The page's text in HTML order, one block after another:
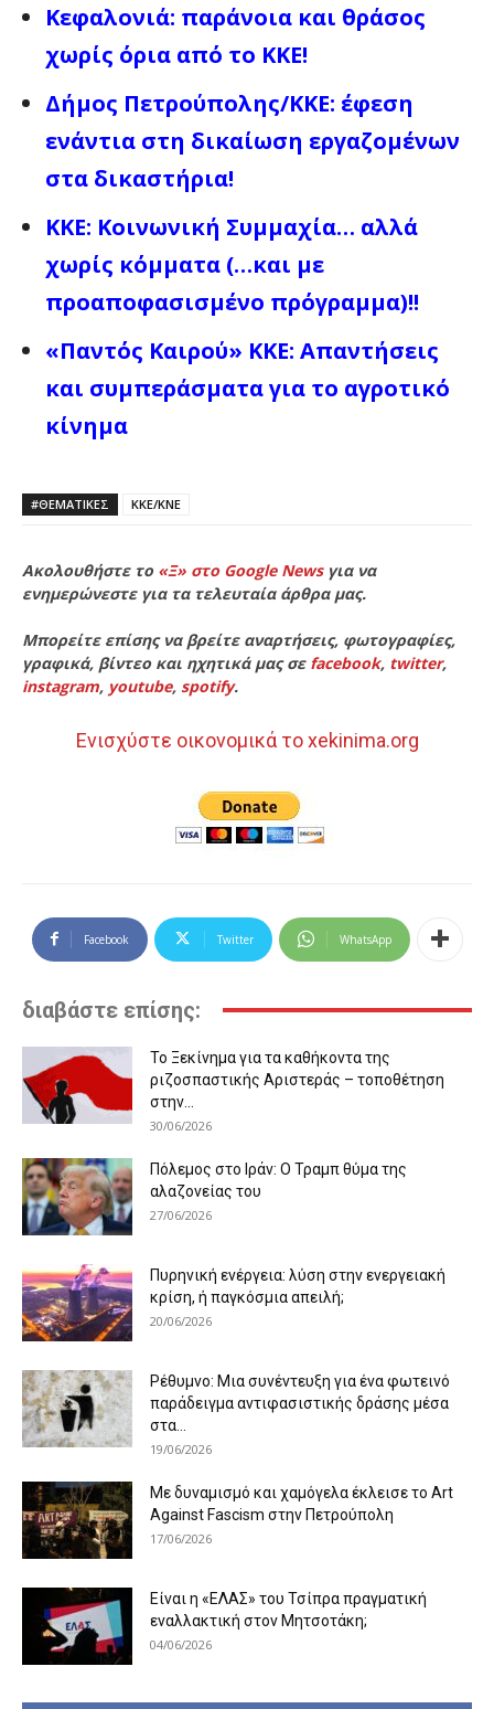
Κεφαλονιά: παράνοια και θράσος
χωρίς όρια από το ΚΚΕ!
Δήμος Πετρούπολης/ΚΚΕ: έφεση
ενάντια στη δικαίωση εργαζομένων
στα δικαστήρια!
ΚΚΕ: Κοινωνική Συμμαχία… αλλά
χωρίς κόμματα (…και με
προαποφασισμένο πρόγραμμα)!!
«Παντός Καιρού» ΚΚΕ: Απαντήσεις
και συμπεράσματα για το αγροτικό
κίνημα
#ΘΕΜΑΤΙΚΈΣ ΚΚΕ/ΚΝΕ
Ακολουθήστε το «Ξ» στο Google Newsγια να
ενημερώνεστε για τα τελευταία άρθρα μας.
Μπορείτε επίσης να βρείτε αναρτήσεις, φωτογραφίες,
γραφικά, βίντεο και ηχητικά μας σε facebook, twitter,
instagram, youtube, spotify.
Ενισχύστε οικονομικά το xekinima.org
Facebook Twitter WhatsApp
διαβάστε επίσης:
Το Ξεκίνημα για τα καθήκοντα της
ριζοσπαστικής Αριστεράς – τοποθέτηση
στην...
30/06/2026
Πόλεμος στο Ιράν: Ο Τραμπ θύμα της
αλαζονείας του
27/06/2026
Πυρηνική ενέργεια: λύση στην ενεργειακή
κρίση, ή παγκόσμια απειλή;
20/06/2026
Ρέθυμνο: Μια συνέντευξη για ένα φωτεινό
παράδειγμα αντιφασιστικής δράσης μέσα
στα...
19/06/2026
Με δυναμισμό και χαμόγελα έκλεισε το Art
Against Fascism στην Πετρούπολη
17/06/2026
Είναι η «ΕΛΑΣ» του Τσίπρα πραγματική
εναλλακτική στον Μητσοτάκη;
04/06/2026